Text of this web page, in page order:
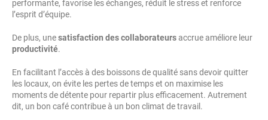
performante, favorise les échanges, réduit le stress et renforce
l’esprit d’équipe.
De plus, unesatisfaction des collaborateursaccrue améliore leur
productivité.
En facilitant l’accès à des boissons de qualité sans devoir quitter
les locaux, on évite les pertes de temps et on maximise les
moments de détente pour repartir plus efficacement. Autrement
dit, un bon café contribue à un bon climat de travail.